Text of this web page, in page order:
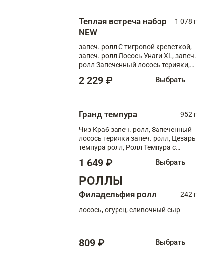
Теплая встреча набор
NEW
1 078 г
запеч. ролл С тигровой креветкой,
запеч. ролл Лосось Унаги XL, запеч.
ролл Запеченный лосось терияки,
2 229 ₽ Выбрать
Гранд темпура
952 г
Чиз Краб запеч. ролл, Запеченный
лосось терияки запеч. ролл, Цезарь
темпура ролл, Ролл Темпура с
1 649 ₽ Выбрать
РОЛЛЫ
Филадельфия ролл
242 г
лосось, огурец, сливочный сыр
809 ₽ Выбрать